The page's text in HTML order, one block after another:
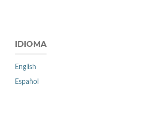
IDIOMA
English
Español